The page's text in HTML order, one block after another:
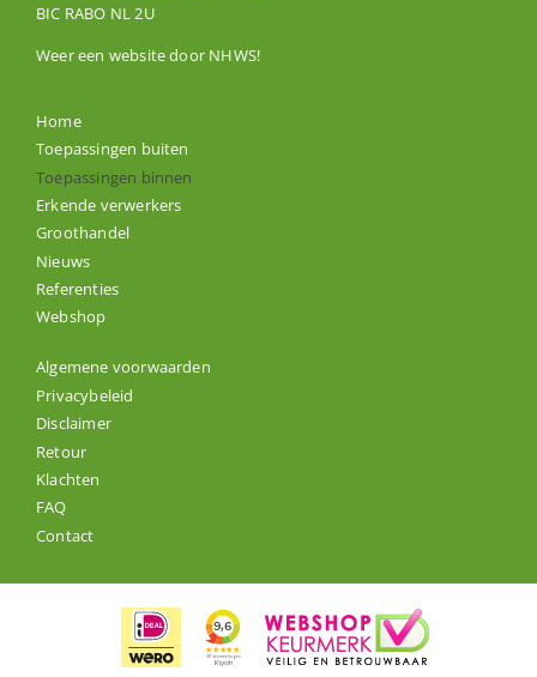
Home
Toepassingen buiten
Toepassingen binnen
Erkende verwerkers
Groothandel
Nieuws
Referenties
Webshop
Algemene voorwaarden
Privacybeleid
Disclaimer
Retour
Klachten
FAQ
Contact
BIC RABO NL 2U
Weer een website door NHWS!